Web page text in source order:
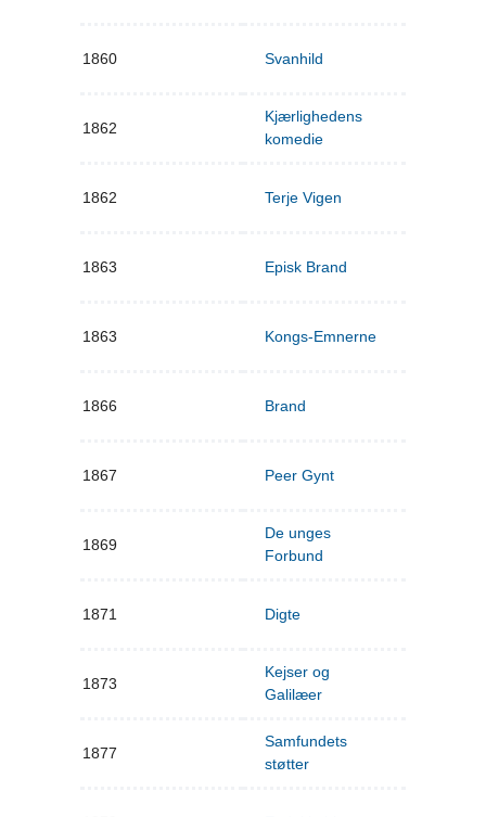
1860 Svanhild
1862
Kjærlighedens
komedie
1862 Terje Vigen
1863 Episk Brand
1863 Kongs-Emnerne
1866 Brand
1867 Peer Gynt
1869
De unges
Forbund
1871 Digte
1873
Kejser og
Galilæer
1877
Samfundets
støtter